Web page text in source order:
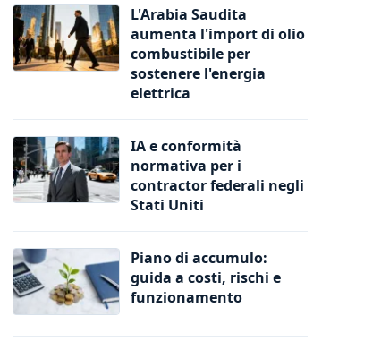
L'Arabia Saudita
aumenta l'import di olio
combustibile per
sostenere l'energia
elettrica
IA e conformità
normativa per i
contractor federali negli
Stati Uniti
Piano di accumulo:
guida a costi, rischi e
funzionamento